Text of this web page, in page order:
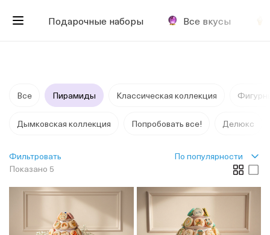
Подарочные наборы Все вкусы
Все Пирамиды Классическая коллекция
Дымковская коллекция Попробовать все! Делюкс
Показано 5
Фильтровать По популярности